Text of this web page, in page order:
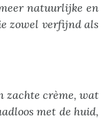
natuurlijke en
zowel verfijnd als
zachte crème, wat
met de huid,